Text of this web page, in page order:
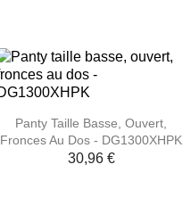
Panty Taille Basse, Ouvert,
Fronces Au Dos - DG1300XHPK
30,96 €